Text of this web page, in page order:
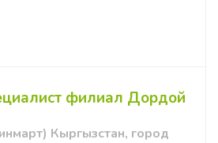
филиал Дордой
Кыргызстан, город